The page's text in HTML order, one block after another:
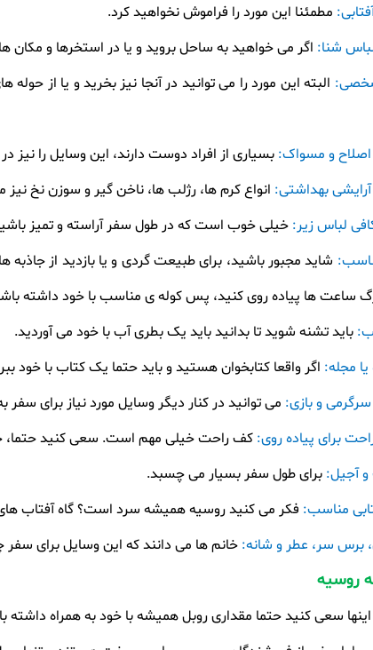
مطمئنا این مورد را فراموش نخواهید کرد.
شنا: اگر می خواهید به ساحل بروید و یا در استخرها و مکان
البته این مورد را می توانید در آنجا نیز بخرید و یا از
و مسواک: بسیاری از افراد دوست دارند، این وسایل را نیز
بهداشتی: انواع کرم ها، رژلب ها، ناخن گیر و سوزن نخ نیز
لباس زیر: خیلی خوب است که در طول سفر آراسته و تمیز
شاید مجبور باشید، برای طبیعت گردی و یا بازدید از
ساعت ها پیاده روی کنید، پس کوله ی مناسب با خود داشته
باید تشنه شوید تا بدانید باید یک بطری آب با خود می آوردید.
مجله: اگر واقعا کتابخوان هستید و باید حتما یک کتاب با خود
و بازی: می توانید در کنار دیگر وسایل مورد نیاز برای
برای پیاده روی: کف راحت خیلی مهم است. سعی کنید حتما،
و آجیل: برای طول سفر بسیار می چسبد.
مناسب: فکر می کنید روسیه همیشه سرد است؟ گاه آفتاب
برس سر، عطر و شانه: خانم ها می دانند که این وسایل برای سفر
روسیه
اینها سعی کنید حتما مقداری روبل همیشه با خود به همراه